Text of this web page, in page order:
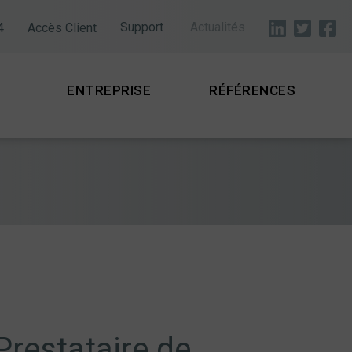
Accès Client Support Actualités
ENTREPRISE RÉFÉRENCES